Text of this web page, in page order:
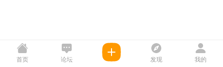
首页 论坛 发现 我的